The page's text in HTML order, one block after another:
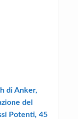
di Anker,
del
Potenti, 45